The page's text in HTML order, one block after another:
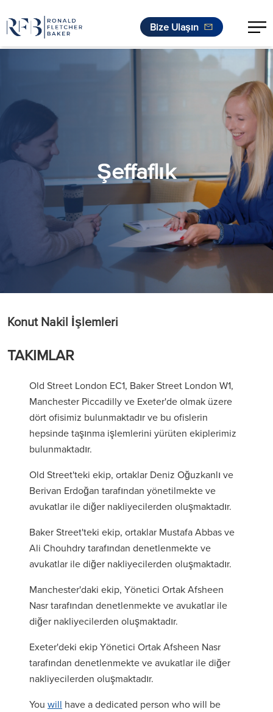
Bize Ulaşın
Şeffaflık
Konut Nakil İşlemleri
TAKIMLAR
Old Street London EC1, Baker Street London W1,
Manchester Piccadilly ve Exeter'de olmak üzere
dört ofisimiz bulunmaktadır ve bu ofislerin
hepsinde taşınma işlemlerini yürüten ekiplerimiz
bulunmaktadır.
Old Street'teki ekip, ortaklar Deniz Oğuzkanlı ve
Berivan Erdoğan tarafından yönetilmekte ve
avukatlar ile diğer nakliyecilerden oluşmaktadır.
Baker Street'teki ekip, ortaklar Mustafa Abbas ve
Ali Chouhdry tarafından denetlenmekte ve
avukatlar ile diğer nakliyecilerden oluşmaktadır.
Manchester'daki ekip, Yönetici Ortak Afsheen
Nasr tarafından denetlenmekte ve avukatlar ile
diğer nakliyecilerden oluşmaktadır.
Exeter'deki ekip Yönetici Ortak Afsheen Nasr
tarafından denetlenmekte ve avukatlar ile diğer
nakliyecilerden oluşmaktadır.
You will have a dedicated person who will be